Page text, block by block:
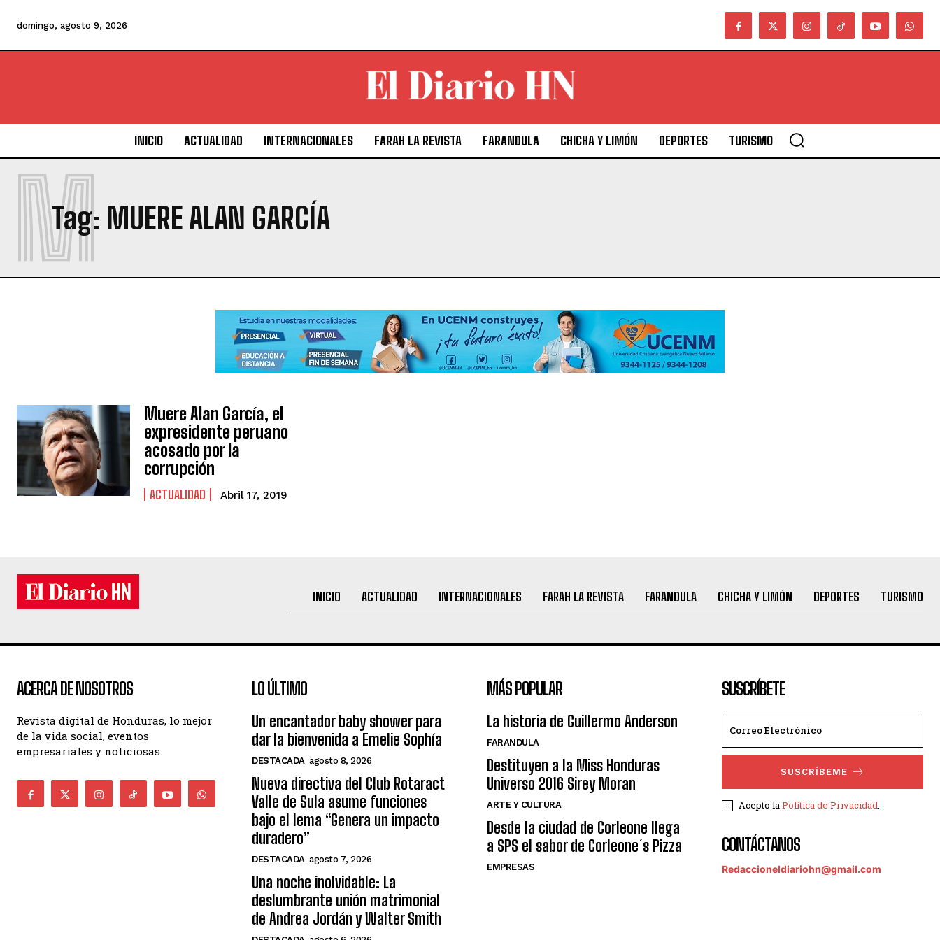
domingo, agosto 9, 2026
INICIO ACTUALIDAD INTERNACIONALES FARAH LA REVISTA FARANDULA CHICHA Y LIMÓN DEPORTES TURISMO
Tag: MUERE ALAN GARCÍA
M
Muere Alan García, el
expresidente peruano
acosado por la
corrupción
ACTUALIDAD Abril 17, 2019
INICIO ACTUALIDAD INTERNACIONALES FARAH LA REVISTA FARANDULA CHICHA Y LIMÓN DEPORTES TURISMO
ACERCA DE NOSOTROS
Revista digital de Honduras, lo mejor
de la vida social, eventos
empresariales y noticiosas.
LO ÚLTIMO
Un encantador baby shower para
dar la bienvenida a Emelie Sophía
DESTACADA agosto 8, 2026
Nueva directiva del Club Rotaract
Valle de Sula asume funciones
bajo el lema “Genera un impacto
duradero”
DESTACADA agosto 7, 2026
Una noche inolvidable: La
deslumbrante unión matrimonial
de Andrea Jordán y Walter Smith
MÁS POPULAR
La historia de Guillermo Anderson
FARANDULA
Destituyen a la Miss Honduras
Universo 2016 Sirey Moran
ARTE Y CULTURA
Desde la ciudad de Corleone llega
a SPS el sabor de Corleone´s Pizza
EMPRESAS
SUSCRÍBETE
SUSCRÍBEME
Acepto laPolítica de Privacidad.
CONTÁCTANOS
Redaccioneldiariohn@gmail.com